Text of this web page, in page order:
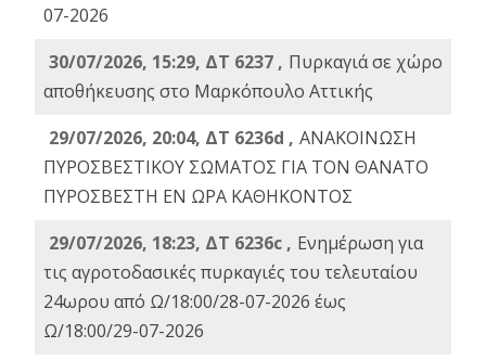
07-2026
30/07/2026, 15:29, ΔΤ 6237 , Πυρκαγιά σε χώρο
αποθήκευσης στο Μαρκόπουλο Αττικής
29/07/2026, 20:04, ΔΤ 6236d , ΑΝΑΚΟΙΝΩΣΗ
ΠΥΡΟΣΒΕΣΤΙΚΟΥ ΣΩΜΑΤΟΣ ΓΙΑ ΤΟΝ ΘΑΝΑΤΟ
ΠΥΡΟΣΒΕΣΤΗ ΕΝ ΩΡΑ ΚΑΘΗΚΟΝΤΟΣ
29/07/2026, 18:23, ΔΤ 6236c , Ενημέρωση για
τις αγροτοδασικές πυρκαγιές του τελευταίου
24ωρου από Ω/18:00/28-07-2026 έως
Ω/18:00/29-07-2026